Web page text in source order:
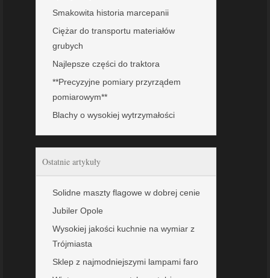
Smakowita historia marcepanii
Ciężar do transportu materiałów
grubych
Najlepsze części do traktora
**Precyzyjne pomiary przyrządem
pomiarowym**
Blachy o wysokiej wytrzymałości
Ostatnie artykuły
Solidne maszty flagowe w dobrej cenie
Jubiler Opole
Wysokiej jakości kuchnie na wymiar z
Trójmiasta
Sklep z najmodniejszymi lampami faro